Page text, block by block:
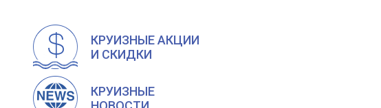
КРУИЗНЫЕ АКЦИИ
И СКИДКИ
КРУИЗНЫЕ